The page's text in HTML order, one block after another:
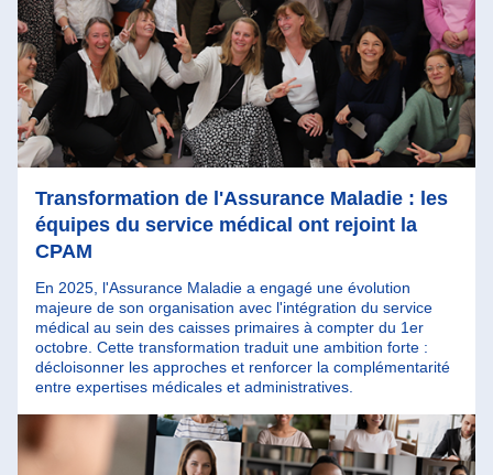
Transformation de l'Assurance Maladie : les
équipes du service médical ont rejoint la
CPAM
En 2025, l'Assurance Maladie a engagé une évolution
majeure de son organisation avec l'intégration du service
médical au sein des caisses primaires à compter du 1er
octobre. Cette transformation traduit une ambition forte :
décloisonner les approches et renforcer la complémentarité
entre expertises médicales et administratives.